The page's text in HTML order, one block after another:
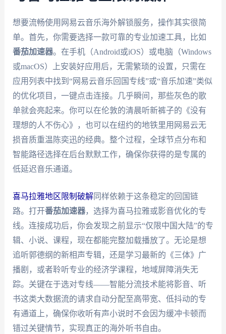
想要流畅使用网易云音乐海外解锁服务，操作其实很简
单。首先，你需要选择一款可靠的专业加速工具，比如
番茄加速器。在手机（Android或iOS）或电脑（Windows
或macOS）上安装好应用后，无需繁琐的设置，只需在
应用列表中找到“网易云音乐回国专线”或“音乐加速”类似
的优化项目，一键点击连接。几乎瞬间，那些灰色的歌
单就会亮起来。你可以在伦敦的清晨听新裤子的《没有
理想的人不伤心》，也可以在纽约的地铁里用网易云无
损音质重温陈奕迅的经典。整个过程，全球节点分布和
智能路径选择在后台默默工作，确保你获得的是专属的
低延迟音乐通道。
喜马拉雅地区限制破解同样依赖于这条稳定的回国链
路。打开番茄加速器，选择为喜马拉雅或影音优化的专
线。连接成功后，你会发现之前显示“仅限中国大陆”的专
辑、小说、课程，现在都能完整加载播放了。无论是想
追听郭德纲的新相声专辑，还是学习最新的《三体》广
播剧，或者聆听专业的经济学课程，地域屏障消失无
踪。关键在于选对专线——智能分流技术能将影音、听
书这类大数据流的请求自动分配至高带宽、低抖动的专
有通道上，确保你收听有声小说时不会因为缓冲卡顿而
错过关键情节，实现真正的海外听书自由。